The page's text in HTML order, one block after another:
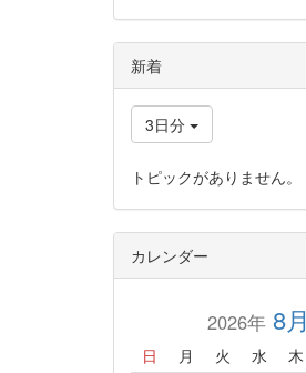
新着
3日分
トピックがありません。
カレンダー
2026年8月
日 月 火 水 木